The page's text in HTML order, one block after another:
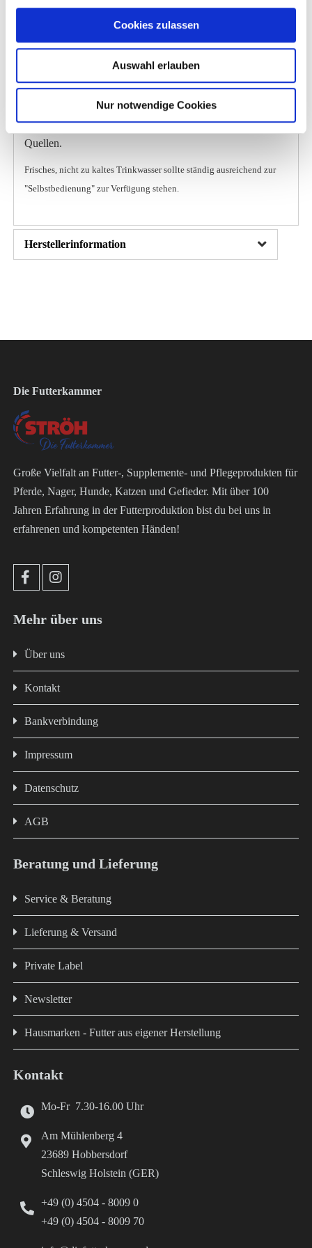
Cookies zulassen
Auswahl erlauben
Nur notwendige Cookies
Als Heuersatz: 1 - 1,5 kg Als alleiniges Grundfutter bei
Allergiepferden: ca. 1,5 kg Heu Cobs können, aufgrund
Ihrer besonderen Pressung, nach einer
Eingewöhnungsphase und bei nicht hastig fressenden
Tieren, auch trocken verfüttert werden. Zum Einweichen
können 1 kg der Heu Cobs mit 2 - 3 Litern Wasser
übergossen werden und benötigen ca. 12 Stunden zum
Quellen.
Frisches, nicht zu kaltes Trinkwasser sollte ständig ausreichend zur
"Selbstbedienung" zur Verfügung stehen.
Herstellerinformation
Die Futterkammer
Große Vielfalt an Futter-, Supplemente- und Pflegeprodukten für
Pferde, Nager, Hunde, Katzen und Gefieder. Mit über 100
Jahren Erfahrung in der Futterproduktion bist du bei uns in
erfahrenen und kompetenten Händen!
Mehr über uns
Über uns
Kontakt
Bankverbindung
Impressum
Datenschutz
AGB
Beratung und Lieferung
Service & Beratung
Lieferung & Versand
Private Label
Newsletter
Hausmarken - Futter aus eigener Herstellung
Kontakt
Mo-Fr 7.30-16.00 Uhr
Am Mühlenberg 4
23689 Hobbersdorf
Schleswig Holstein (GER)
+49 (0) 4504 - 8009 0
+49 (0) 4504 - 8009 70